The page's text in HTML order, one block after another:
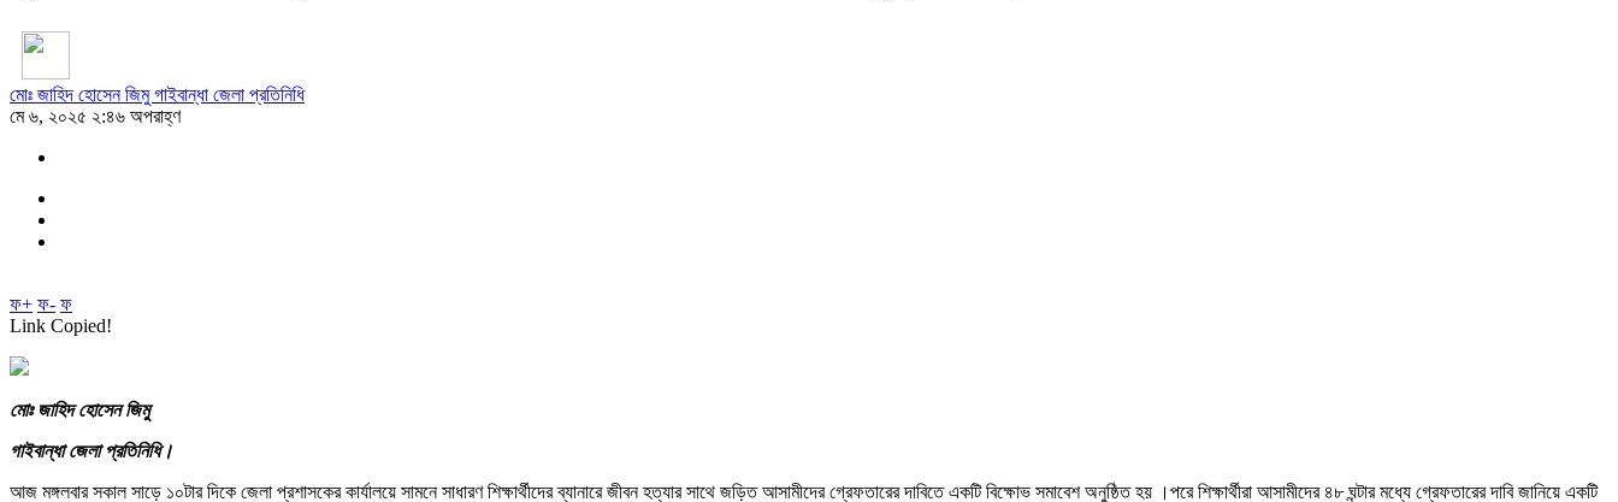
মোঃ জাহিদ হোসেন জিমু গাইবান্ধা জেলা প্রতিনিধি
মে ৬, ২০২৫ ২:৪৬ অপরাহ্ণ
ফ+ ফ- ফ
Link Copied!
মোঃ জাহিদ হোসেন জিমু
গাইবান্ধা জেলা প্রতিনিধি।
আজ মঙ্গলবার সকাল সাড়ে ১০টার দিকে জেলা প্রশাসকের কার্যালয়ে সামনে সাধারণ শিক্ষার্থীদের ব্যানারে জীবন হত্যার সাথে জড়িত আসামীদের গ্রেফতারের দাবিতে একটি বিক্ষোভ সমাবেশ অনুষ্ঠিত হয় ।পরে শিক্ষার্থীরা আসামীদের ৪৮ ঘন্টার মধ্যে গ্রেফতারের দাবি জানিয়ে একটি